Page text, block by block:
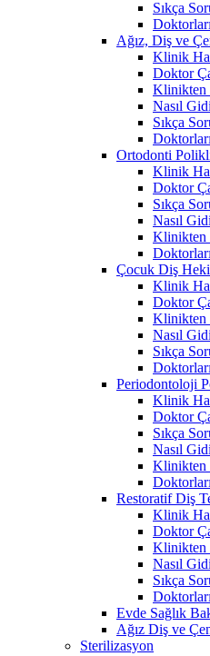
Sıkça
Ağız, Diş ve
Klinik
Doktor
Klinikten
Nasıl
Sıkça
Ortodonti
Klinik
Doktor
Sıkça
Nasıl
Klinikten
Çocuk Diş
Klinik
Doktor
Klinikten
Nasıl
Sıkça
Periodontoloji
Klinik
Doktor
Sıkça
Nasıl
Klinikten
Restoratif Diş
Klinik
Doktor
Klinikten
Nasıl
Sıkça
Evde Sağlık
Ağız Diş ve
Sterilizasyon